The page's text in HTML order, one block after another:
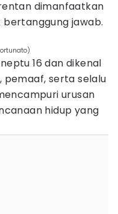
dimanfaatkan
jawab.
16 dan dikenal
pemaaf, serta selalu
urusan
hidup yang